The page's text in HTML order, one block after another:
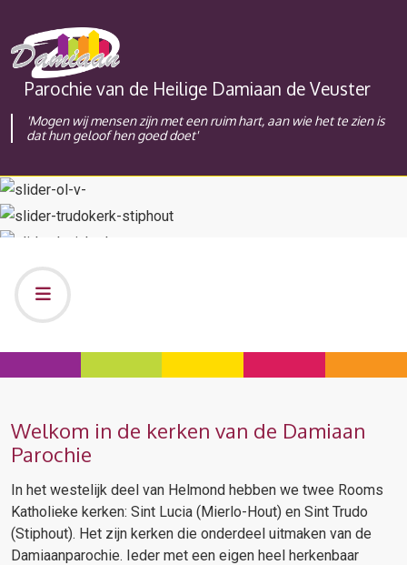
Parochie van de Heilige Damiaan de Veuster
'Mogen wij mensen zijn met een ruim hart, aan wie het te zien is
dat hun geloof hen goed doet'
Welkom in de kerken van de Damiaan
Parochie
In het westelijk deel van Helmond hebben we twee Rooms
Katholieke kerken: Sint Lucia (Mierlo-Hout) en Sint Trudo
(Stiphout). Het zijn kerken die onderdeel uitmaken van de
Damiaanparochie. Ieder met een eigen heel herkenbaar